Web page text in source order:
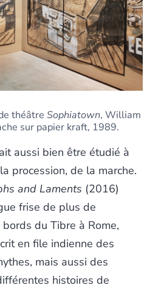
théâtre Sophiatown, William
sur papier kraft, 1989.
aussi bien être étudié à
procession, de la marche.
and Laments (2016)
frise de plus de
du Tibre à Rome,
en file indienne des
mais aussi des
histoires de